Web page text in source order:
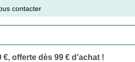
contacter
€, offerte dès 99 € d'achat !